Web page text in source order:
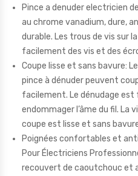
Pince a denuder electricien
au chrome vanadium, dure,
durable. Les trous de vis sur
facilement des vis et des
Coupe lisse et sans bavure:
pince à dénuder peuvent
facilement. Le dénudage est
endommager l’âme du fil. La
coupe est lisse et sans
Poignées confortables et
Pour Électriciens
recouvert de caoutchouc et